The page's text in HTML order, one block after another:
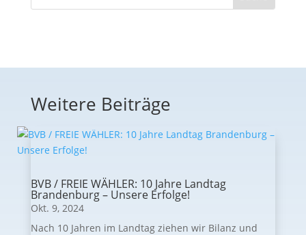
Weitere Beiträge
BVB / FREIE WÄHLER: 10 Jahre Landtag
Brandenburg – Unsere Erfolge!
Okt. 9, 2024
Nach 10 Jahren im Landtag ziehen wir Bilanz und